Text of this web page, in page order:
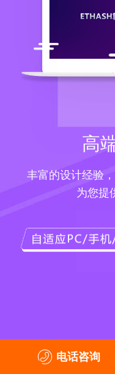
高
丰富的设计经验
为您提
电话咨询